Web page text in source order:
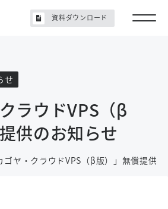
せ
ラウドVPS（β
供のお知らせ
ゴヤ・クラウドVPS（β版）」無償提供
資料ダウンロード